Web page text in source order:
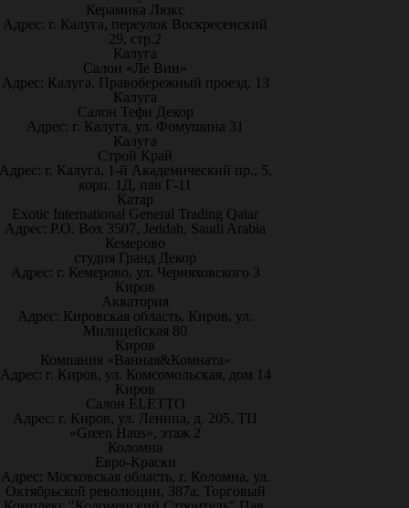
Керамика Люкс
Адрес: г. Калуга, переулок Воскресенский
29, стр.2
Калуга
Салон «Ле Вин»
Адрес: Калуга, Правобережный проезд, 13
Калуга
Салон Тефи Декор
Адрес: г. Калуга, ул. Фомушина 31
Калуга
Строй Край
г. Калуга, 1-й Академический пр., 5,
корп. 1Д, пав Г-11
Катар
Exotic International General Trading Qatar
Адрес: P.O. Box 3507, Jeddah, Saudi Arabia
Кемерово
студия Гранд Декор
Адрес: г. Кемерово, ул. Черняховского 3
Киров
Акватория
Адрес: Кировская область, Киров, ул.
Милицейская 80
Киров
Компания «Ванная&Комната»
Адрес: г. Киров, ул. Комсомольская, дом 14
Киров
Салон ELETTO
Адрес: г. Киров, ул. Ленина, д. 205, ТЦ
«Green Haus», этаж 2
Коломна
Евро-Краски
Адрес: Московская область, г. Коломна, ул.
Октябрьской революции, 387а, Торговый